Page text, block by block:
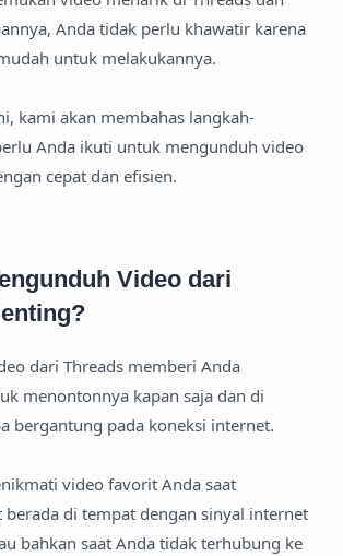
Anda tidak perlu khawatir karena
untuk melakukannya.
kami akan membahas langkah-
Anda ikuti untuk mengunduh video
cepat dan efisien.
Video dari
dari Threads memberi Anda
menontonnya kapan saja dan di
bergantung pada koneksi internet.
video favorit Anda saat
berada di tempat dengan sinyal internet
bahkan saat Anda tidak terhubung ke